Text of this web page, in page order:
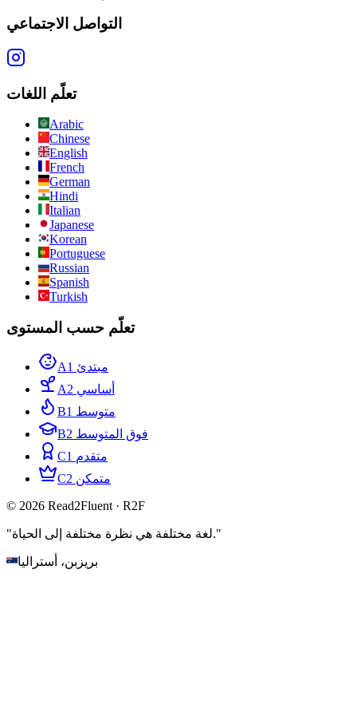
التواصل الاجتماعي
تعلّم اللغات
Arabic
Chinese
English
French
German
Hindi
Italian
Japanese
Korean
Portuguese
Russian
Spanish
Turkish
تعلّم حسب المستوى
A1 مبتدئ
A2 أساسي
B1 متوسط
B2 فوق المتوسط
C1 متقدم
C2 متمكن
© 2026 Read2Fluent · R2F
"لغة مختلفة هي نظرة مختلفة إلى الحياة."
بريزبن، أستراليا